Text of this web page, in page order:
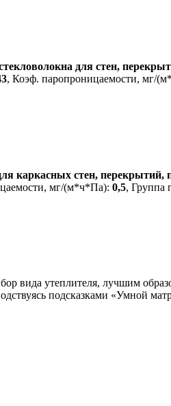
для стен,
, Коэф. паропроницаемости, мг/
каркасных стен,
мг/(м*ч*Па): 0,5, Группа
вида утеплителя, лучшим
подсказками «Умной